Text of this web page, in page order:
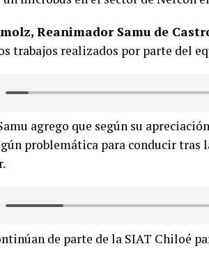
Reanimador Samu de
trabajos realizados por parte del
agrego que según su
problemática para conducir
de parte de la SIAT Chiloé